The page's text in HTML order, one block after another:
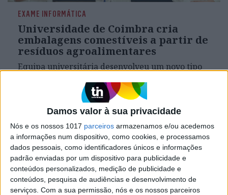
Damos valor à sua privacidade
Nós e os nossos 1017 parceiros armazenamos e/ou acedemos
a informações num dispositivo, como cookies, e processamos
dados pessoais, como identificadores únicos e informações
padrão enviadas por um dispositivo para publicidade e
conteúdos personalizados, medição de publicidade e
conteúdos, pesquisa de audiências e desenvolvimento de
serviços. Com a sua permissão, nós e os nossos parceiros
EXAME INFORMÁTICA
Universidade de Coimbra cria
embalagens comestíveis a partir de
resíduos agroalimentares
Equipa universitária desenvolveu um novo tipo
diferentes resíduos da indústria agroalimentar e
da pesca, numa alternativa sustentável ao